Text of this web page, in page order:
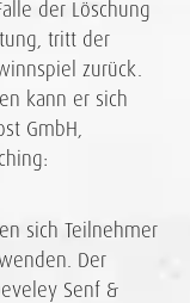
der Löschung
tritt der
zurück.
kann er sich
GmbH,
sich Teilnehmer
Der
Senf &